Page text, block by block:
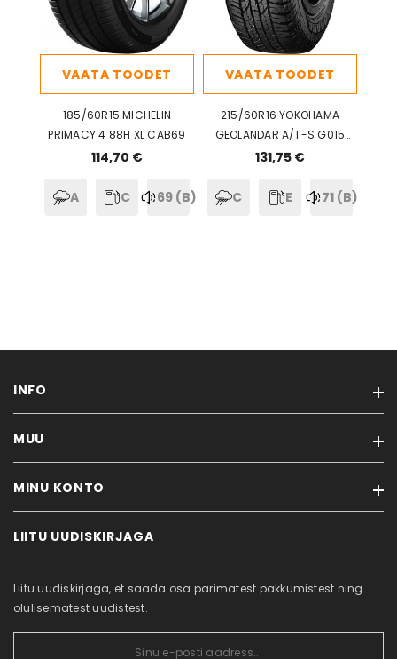
VAATA TOODET
185/60R15 MICHELIN
PRIMACY 4 88H XL CAB69
114,70 €
A C 69 (B)
VAATA TOODET
215/60R16 YOKOHAMA
GEOLANDAR A/T-S G015
95H RPB ECB71 3PMSF M+S
131,75 €
C E 71 (B)
INFO
Meist
Ostujuhend
Küpsiste poliitika
MUU
Kaubamärgid
Uued tooted
MINU KONTO
Minu konto
Tellitud tooted
LIITU UUDISKIRJAGA
Liitu uudiskirjaga, et saada osa parimatest pakkumistest ning
olulisematest uudistest.